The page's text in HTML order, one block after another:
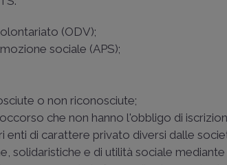
(ODV);
sociale (APS);
o non riconosciute;
che non hanno l'obbligo di
enti di carattere privato diversi dalle
solidaristiche e di utilità sociale